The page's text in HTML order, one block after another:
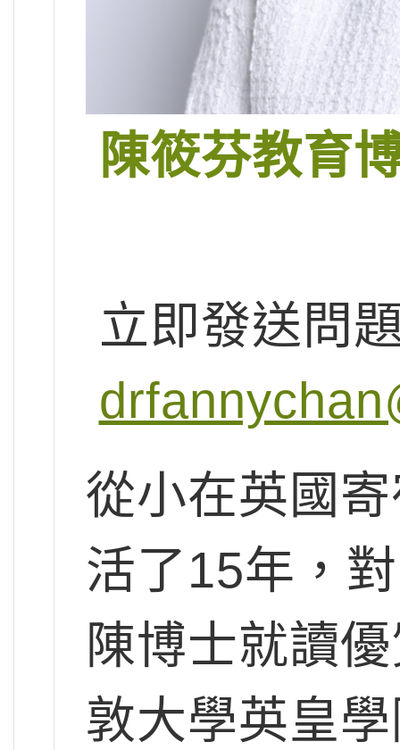
陳筱芬教育
立即發送問
從小在英國
活了15年，
陳博士就讀
敦大學英皇